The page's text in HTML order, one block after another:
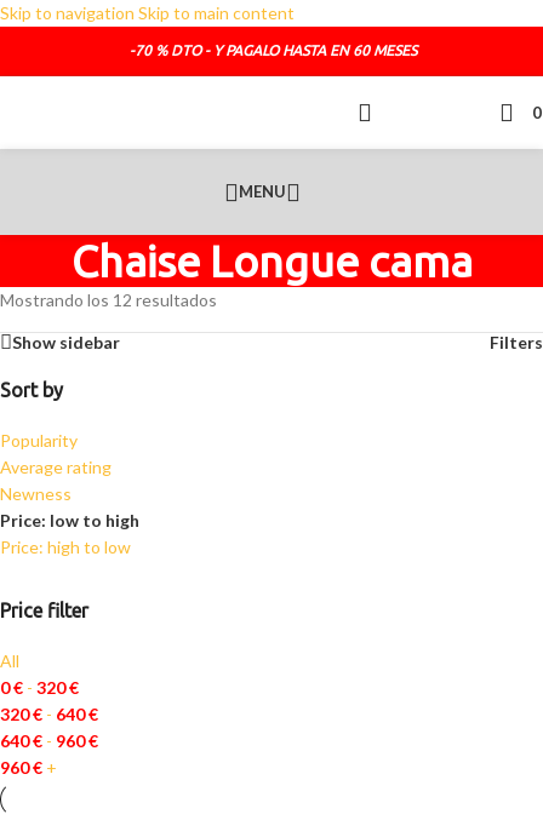
Skip to navigation Skip to main content
TELEFONO DE CONTACTO :
-70 % DTO - Y PAGALO HASTA EN 60 MESES
MENU
Chaise Longue cama
Mostrando los 12 resultados
Show sidebar Filters
Sort by
Popularity
Average rating
Newness
Price: low to high
Price: high to low
Price filter
All
0€ - 320€
320€ - 640€
640€ - 960€
960€ +